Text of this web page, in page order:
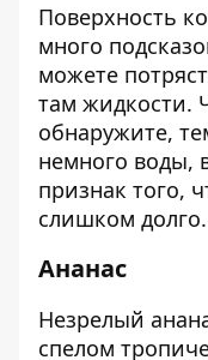
Поверхность
много
можете
там жидкости.
обнаружите,
немного воды,
признак того,
слишком долго.
Ананас
Незрелый
спелом